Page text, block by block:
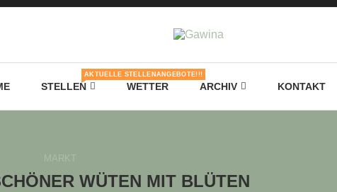
STELLEN
AKTUELLE STELLENANGEBOTE!!!
WETTER ARCHIV KONTAKT
WÜTEN MIT BLÜTEN